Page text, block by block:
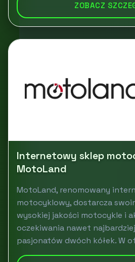
ZOBACZ
Internetowy sklep
MotoLand
MotoLand, renomowany
motocyklowy, dostarcza
wysokiej jakości motocykle i
oczekiwania nawet
pasjonatów dwóch kółek. W